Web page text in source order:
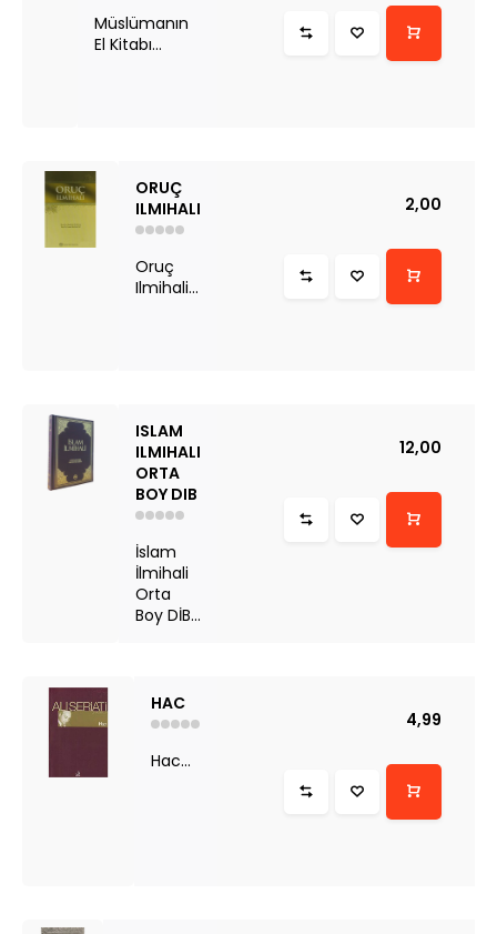
Müslümanın
El Kitabı...
ORUÇ
ILMIHALI
Oruç
Ilmihali...
2,00
ISLAM
ILMIHALI
ORTA
BOY DIB
İslam
İlmihali
Orta
Boy DİB...
12,00
HAC
Hac...
4,99